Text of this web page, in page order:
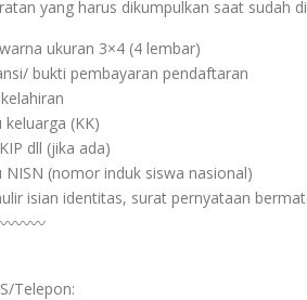
yang harus dikumpulkan saat sudah
ukuran 3×4 (4 lembar)
bukti pembayaran pendaftaran
(KK)
dll (jika ada)
(nomor induk siswa nasional)
isian identitas, surat pernyataan
〰〰
Telepon: